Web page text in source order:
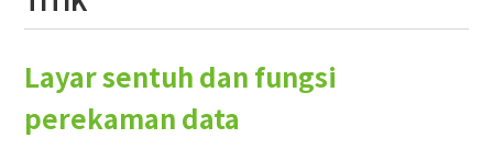
Layar sentuh dan fungsi
perekaman data